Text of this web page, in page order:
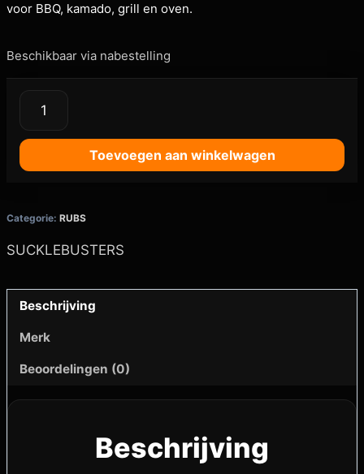
voor BBQ, kamado, grill en oven.
Beschikbaar via nabestelling
Toevoegen aan winkelwagen
Categorie: RUBS
SUCKLEBUSTERS
Beschrijving
Merk
Beoordelingen (0)
Beschrijving